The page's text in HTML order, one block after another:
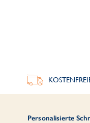
Personalisierte